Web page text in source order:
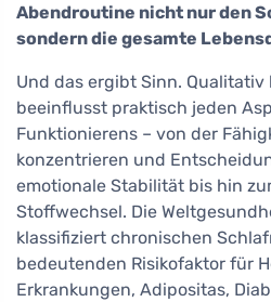
Abendroutine nicht nur den
sondern die gesamte
Und das ergibt Sinn.
beeinflusst praktisch jeden
Funktionierens – von der
konzentrieren und
emotionale Stabilität bis hin
Stoffwechsel. Die
klassifiziert chronischen
bedeutenden Risikofaktor für
Erkrankungen, Adipositas,